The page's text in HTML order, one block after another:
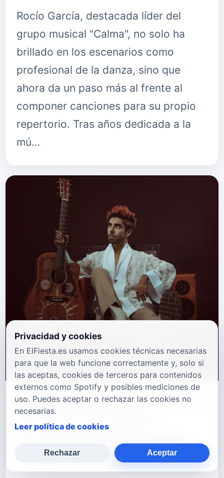
Rocío García, destacada líder del
grupo musical "Calma", no solo ha
brillado en los escenarios como
profesional de la danza, sino que
ahora da un paso más al frente al
componer canciones para su propio
repertorio. Tras años dedicada a la
mú…
Miky Mendozza Y Kike
Jiménez Unen Su
Talento En El Sencillo
‘Todo Va A Estar Bien’
Privacidad y cookies
En ElFiesta.es usamos cookies técnicas necesarias
para que la web funcione correctamente y, solo si
las aceptas, cookies de terceros para contenidos
externos como Spotify y posibles mediciones de
uso. Puedes aceptar o rechazar las cookies no
necesarias.
Leer política de cookies
Rechazar Aceptar